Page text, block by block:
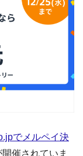
でメルペイ決
開催されていま